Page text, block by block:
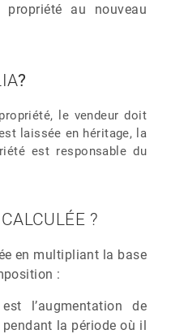
au nouveau
?
le vendeur doit
laissée en héritage, la
est responsable du
?
en multipliant la base
:
l’augmentation de
la période où il